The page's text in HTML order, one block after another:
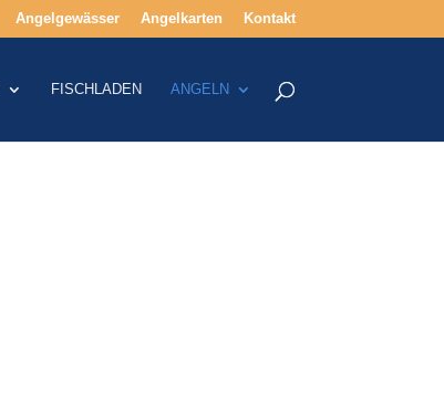
Angelgewässer Angelkarten Kontakt
FISCHLADEN ANGELN